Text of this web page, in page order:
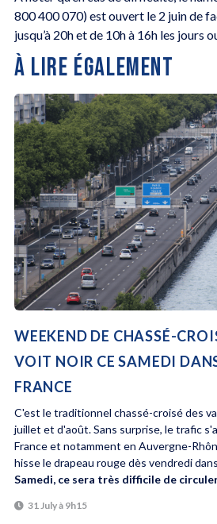
800 400 070) est ouvert le 2 juin de
jusqu’à 20h et de 10h à 16h les jours
À LIRE ÉGALEMENT
WEEKEND DE CHASSÉ-
VOIT NOIR CE SAMEDI
FRANCE
C'est le traditionnel chassé-croisé des
juillet et d'août. Sans surprise, le trafic
France et notamment en Auvergne-
hisse le drapeau rouge dès vendredi
Samedi, ce sera très difficile de
31 July à 9h15